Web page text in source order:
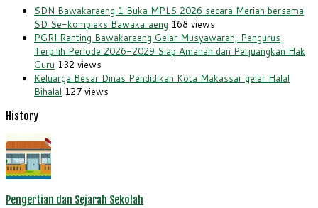
SDN Bawakaraeng 1 Buka MPLS 2026 secara Meriah bersama
SD Se-kompleks Bawakaraeng 168 views
PGRI Ranting Bawakaraeng Gelar Musyawarah, Pengurus
Terpilih Periode 2026-2029 Siap Amanah dan Perjuangkan Hak
Guru 132 views
Keluarga Besar Dinas Pendidikan Kota Makassar gelar Halal
Bihalal 127 views
History
Pengertian dan Sejarah Sekolah